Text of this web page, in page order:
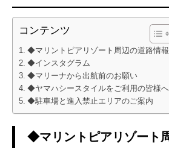
コンテンツ
◆マリントピアリゾート周辺の道路情報
◆インスタグラム
◆マリーナから出航前のお願い
◆ヤマハシースタイルをご利用の皆様へ
◆駐車場と進入禁止エリアのご案内
◆マリントピアリゾート